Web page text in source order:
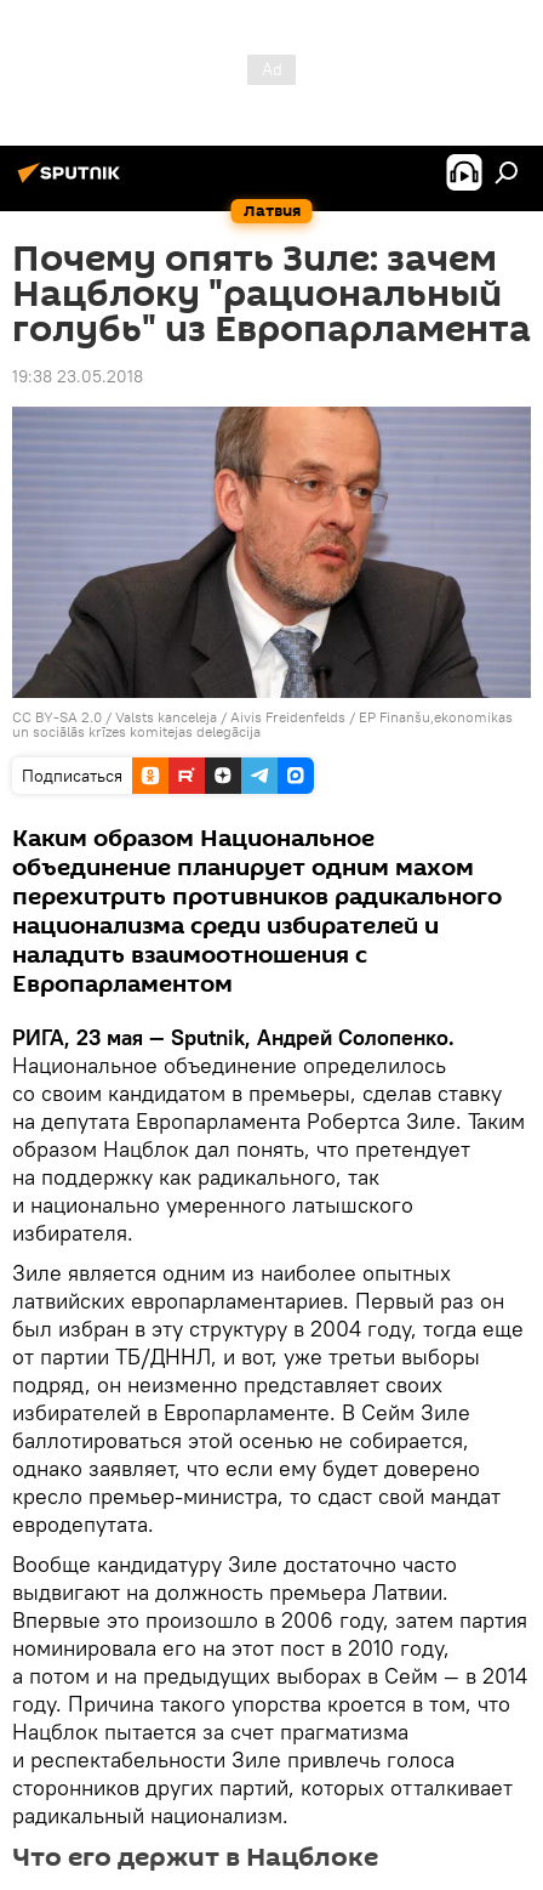
Латвия
Почему опять Зиле: зачем
Нацблоку "рациональный
голубь" из Европарламента
19:38 23.05.2018
CC BY-SA 2.0 / Valsts kanceleja / Aivis Freidenfelds / EP Finanšu,ekonomikas
un sociālās krīzes komitejas delegācija
Подписаться
Каким образом Национальное
объединение планирует одним махом
перехитрить противников радикального
национализма среди избирателей и
наладить взаимоотношения с
Европарламентом
РИГА, 23 мая — Sputnik, Андрей Солопенко.
Национальное объединение определилось
со своим кандидатом в премьеры, сделав ставку
на депутата Европарламента Робертса Зиле. Таким
образом Нацблок дал понять, что претендует
на поддержку как радикального, так
и национально умеренного латышского
избирателя.
Зиле является одним из наиболее опытных
латвийских европарламентариев. Первый раз он
был избран в эту структуру в 2004 году, тогда еще
от партии ТБ/ДННЛ, и вот, уже третьи выборы
подряд, он неизменно представляет своих
избирателей в Европарламенте. В Сейм Зиле
баллотироваться этой осенью не собирается,
однако заявляет, что если ему будет доверено
кресло премьер-министра, то сдаст свой мандат
евродепутата.
Вообще кандидатуру Зиле достаточно часто
выдвигают на должность премьера Латвии.
Впервые это произошло в 2006 году, затем партия
номинировала его на этот пост в 2010 году,
а потом и на предыдущих выборах в Сейм — в 2014
году. Причина такого упорства кроется в том, что
Нацблок пытается за счет прагматизма
и респектабельности Зиле привлечь голоса
сторонников других партий, которых отталкивает
радикальный национализм.
Что его держит в Нацблоке